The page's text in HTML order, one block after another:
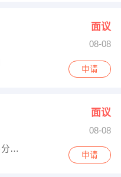
面议
08-08
申请
面议
08-08
华北制药股份有限公司销售分公司
申请